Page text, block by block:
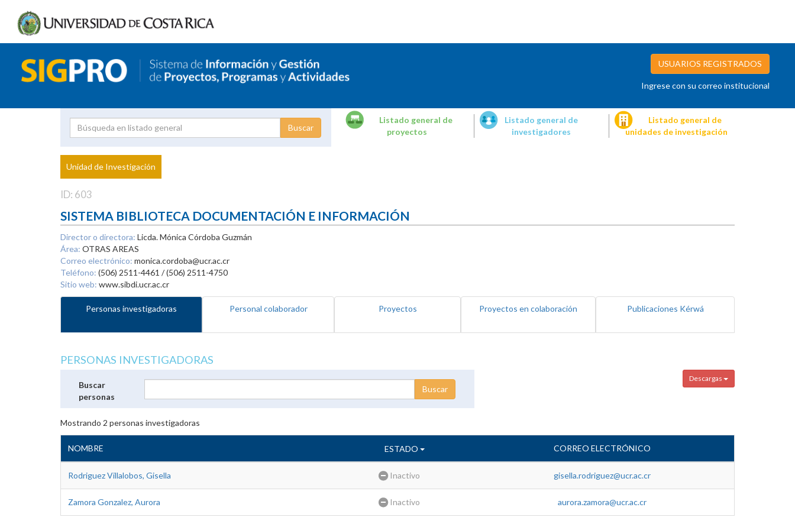
USUARIOS REGISTRADOS
Ingrese con su correo institucional
Proyecto
Investigador
Listado general de
proyectos
Listado general de
investigadores
Listado general de
unidades de investigación
Unidad de Investigación
ID: 603
SISTEMA BIBLIOTECA DOCUMENTACIÓN E INFORMACIÓN
Director o directora: Licda. Mónica Córdoba Guzmán
Área: OTRAS AREAS
Correo electrónico: monica.cordoba@ucr.ac.cr
Teléfono: (506) 2511-4461 / (506) 2511-4750
Sitio web: www.sibdi.ucr.ac.cr
Personas investigadoras Personal colaborador Proyectos Proyectos en colaboración Publicaciones Kérwá
PERSONAS INVESTIGADORAS
Descargas
Buscar
personas
Mostrando 2 personas investigadoras
NOMBRE ESTADO CORREO ELECTRÓNICO
Rodriguez Villalobos, Gisella Inactivo gisella.rodriguez@ucr.ac.cr
Zamora Gonzalez, Aurora Inactivo aurora.zamora@ucr.ac.cr